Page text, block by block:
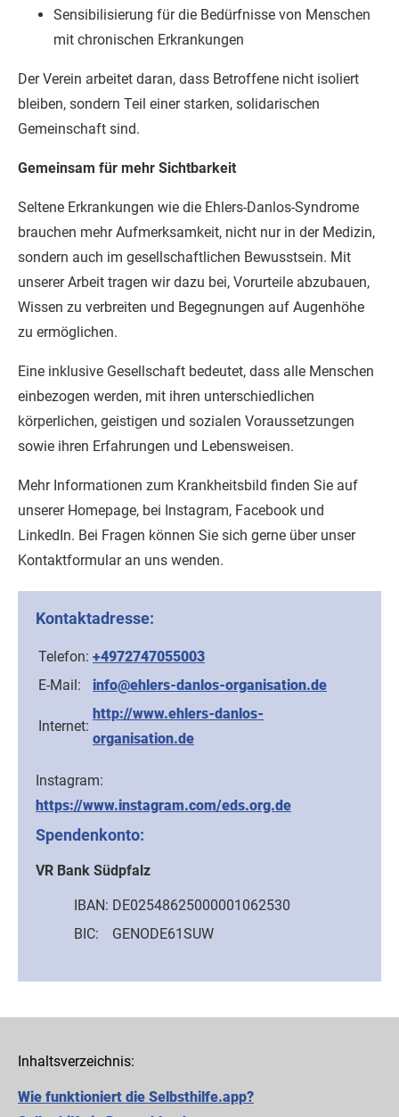
Sensibilisierung für die Bedürfnisse von Menschen
mit chronischen Erkrankungen
Der Verein arbeitet daran, dass Betroffene nicht isoliert
bleiben, sondern Teil einer starken, solidarischen
Gemeinschaft sind.
Gemeinsam für mehr Sichtbarkeit
Seltene Erkrankungen wie die Ehlers-Danlos-Syndrome
brauchen mehr Aufmerksamkeit, nicht nur in der Medizin,
sondern auch im gesellschaftlichen Bewusstsein. Mit
unserer Arbeit tragen wir dazu bei, Vorurteile abzubauen,
Wissen zu verbreiten und Begegnungen auf Augenhöhe
zu ermöglichen.
Eine inklusive Gesellschaft bedeutet, dass alle Menschen
einbezogen werden, mit ihren unterschiedlichen
körperlichen, geistigen und sozialen Voraussetzungen
sowie ihren Erfahrungen und Lebensweisen.
Mehr Informationen zum Krankheitsbild finden Sie auf
unserer Homepage, bei Instagram, Facebook und
LinkedIn. Bei Fragen können Sie sich gerne über unser
Kontaktformular an uns wenden.
Kontaktadresse:
Telefon: +4972747055003
E-Mail:
info@ehlers-danlos-organisation.de
Internet:
http://www.ehlers-danlos-
organisation.de
Instagram:
https://www.instagram.com/eds.org.de
Spendenkonto:
VR Bank Südpfalz
IBAN: DE02548625000001062530
BIC:
GENODE61SUW
Inhaltsverzeichnis:
Wie funktioniert die Selbsthilfe.app?